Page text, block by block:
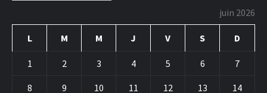
juin 2026
L M M J V S D
1 2 3 4 5 6 7
8 9 10 11 12 13 14